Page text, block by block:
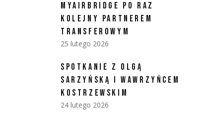
MYAIRBRIDGE PO RAZ
KOLEJNY PARTNEREM
TRANSFEROWYM
25 lutego 2026
SPOTKANIE Z OLGĄ
SARZYŃSKĄ I WAWRZYŃCEM
KOSTRZEWSKIM
24 lutego 2026